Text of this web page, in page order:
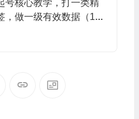
号核心教学，打一类精
，做一级有效数据（14